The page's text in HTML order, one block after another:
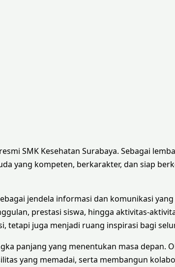
SMK Kesehatan Surabaya. Sebagai
yang kompeten, berkarakter, dan siap
jendela informasi dan komunikasi
prestasi siswa, hingga aktivitas-
juga menjadi ruang inspirasi bagi
panjang yang menentukan masa depan.
yang memadai, serta membangun